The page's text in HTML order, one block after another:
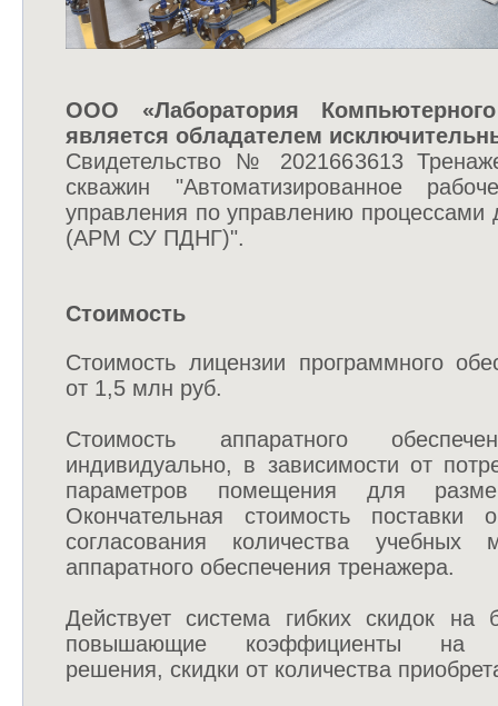
ООО «Лаборатория
является обладателем
Свидетельство № 2021663613
скважин "Автоматизированное
управления по управлению процессами
(АРМ СУ ПДНГ)".
Стоимость
Стоимость лицензии программного
от 1,5 млн руб.
Стоимость аппаратного
индивидуально, в зависимости от
параметров помещения для
Окончательная стоимость поставки
согласования количества учебных
аппаратного обеспечения тренажера.
Действует система гибких скидок на
повышающие коэффициенты на
решения, скидки от количества